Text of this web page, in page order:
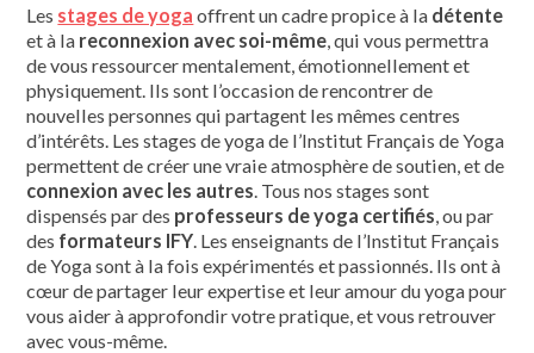
Les stages de yoga offrent un cadre propice à la détente
et à la reconnexion avec soi-même , qui vous permettra
de vous ressourcer mentalement, émotionnellement et
physiquement. Ils sont l’occasion de rencontrer de
nouvelles personnes qui partagent les mêmes centres
d’intérêts. Les stages de yoga de l’Institut Français de Yoga
permettent de créer une vraie atmosphère de soutien, et de
connexion avec les autres . Tous nos stages sont
dispensés par des professeurs de yoga certifiés , ou par
des formateurs IFY . Les enseignants de l’Institut Français
de Yoga sont à la fois expérimentés et passionnés. Ils ont à
cœur de partager leur expertise et leur amour du yoga pour
vous aider à approfondir votre pratique, et vous retrouver
avec vous-même.